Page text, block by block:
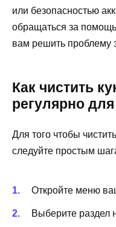
или безопасностью
обращаться за
вам решить проблему
Как чистить
регулярно
Для того чтобы
следуйте простым
Откройте меню
Выберите раздел